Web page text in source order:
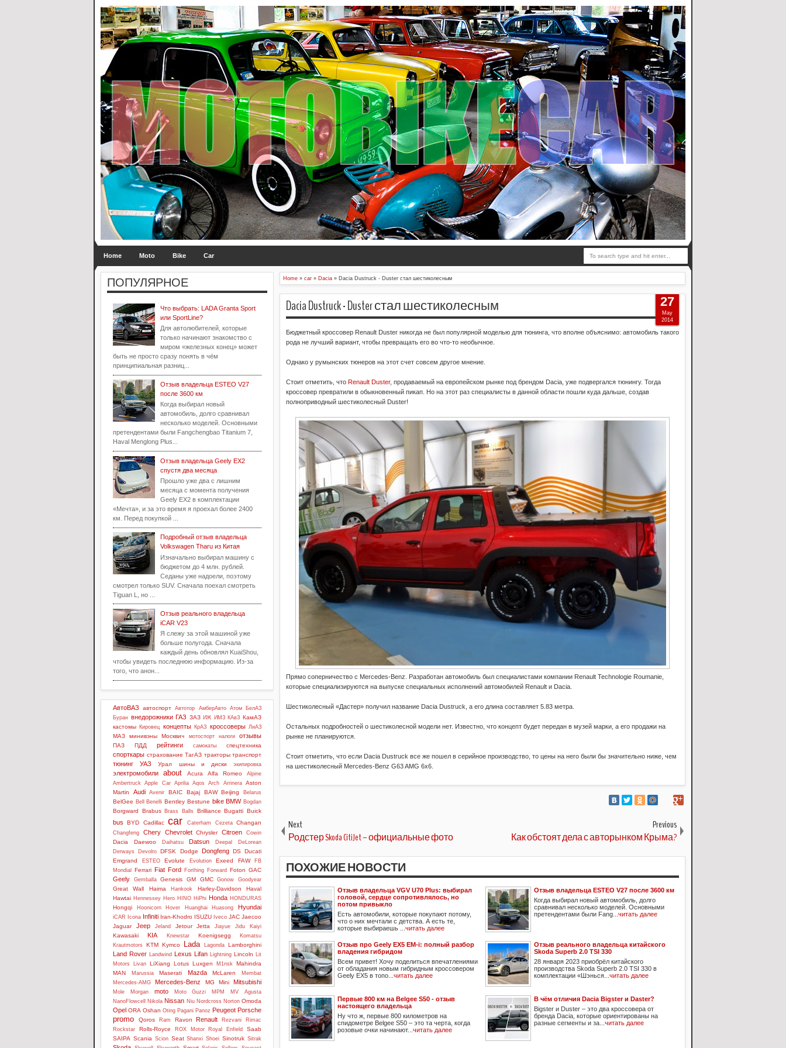
Home Moto Bike Car
Home » car » Dacia » Dacia Dustruck - Duster стал шестиколесным
Dacia Dustruck - Duster стал шестиколесным
Бюджетный кроссовер Renault Duster никогда не был популярной моделью для тюнинга, что вполне объяснимо: автомобиль такого
рода не лучший вариант, чтобы превращать его во что-то необычное.
Однако у румынских тюнеров на этот счет совсем другое мнение.
Стоит отметить, что Renault Duster, продаваемый на европейском рынке под брендом Dacia, уже подвергался тюнингу. Тогда
кроссовер превратили в обыкновенный пикап. Но на этот раз специалисты в данной области пошли куда дальше, создав
полноприводный шестиколесный Duster!
Прямо соперничество с Mercedes-Benz. Разработан автомобиль был специалистами компании Renault Technologie Roumanie,
которые специализируются на выпуске специальных исполнений автомобилей Renault и Dacia.
Шестиколесный «Дастер» получил название Dacia Dustruck, а его длина составляет 5.83 метра.
Остальных подробностей о шестиколесной модели нет. Известно, что концепт будет передан в музей марки, а его продажи на
рынке не планируются.
Стоит отметить, что если Dacia Dustruck все же пошел в серийное производство, то цены на него были бы значительно ниже, чем
на шестиколесный Mercedes-Benz G63 AMG 6x6.
27
May
2014
Next
Родстер Skoda CitiJet – официальные фото
Previous
Как обстоят дела с авторынком Крыма?
ПОХОЖИЕ НОВОСТИ
Отзыв владельца VGV U70 Plus: выбирал
головой, сердце сопротивлялось, но
потом привыкло
Есть автомобили, которые покупают потому,
что о них мечтали с детства. А есть те,
которые выбираешь ...читать далее
Отзыв владельца ESTEO V27 после 3600 км
Когда выбирал новый автомобиль, долго
сравнивал несколько моделей. Основными
претендентами были Fang...читать далее
Отзыв про Geely EX5 EM-i: полный разбор
владения гибридом
Всем привет! Хочу поделиться впечатлениями
от обладания новым гибридным кроссовером
Geely EX5 в топо...читать далее
Отзыв реального владельца китайского
Skoda Superb 2.0 TSI 330
28 января 2023 приобрёл китайского
производства Skoda Superb 2.0 TSI 330 в
комплектации «Шэнься...читать далее
Первые 800 км на Belgee S50 - отзыв
настоящего владельца
Ну что ж, первые 800 километров на
спидометре Belgee S50 – это та черта, когда
розовые очки начинают...читать далее
В чём отличия Dacia Bigster и Daster?
Bigster и Duster – это два кроссовера от
бренда Dacia, которые ориентированы на
разные сегменты и за...читать далее
ПОПУЛЯРНОЕ
Что выбрать: LADA Granta Sport
или SportLine?
Для автолюбителей, которые
только начинают знакомство с
миром «железных конец» может
быть не просто сразу понять в чём
принципиальная разниц...
Отзыв владельца ESTEO V27
после 3600 км
Когда выбирал новый
автомобиль, долго сравнивал
несколько моделей. Основными
претендентами были Fangchengbao Titanium 7,
Haval Menglong Plus...
Отзыв владельца Geely EX2
спустя два месяца
Прошло уже два с лишним
месяца с момента получения
Geely EX2 в комплектации
«Мечта», и за это время я проехал более 2400
км. Перед покупкой ...
Подробный отзыв владельца
Volkswagen Tharu из Китая
Изначально выбирал машину с
бюджетом до 4 млн. рублей.
Седаны уже надоели, поэтому
смотрел только SUV. Сначала поехал смотреть
Tiguan L, но ...
Отзыв реального владельца
iCAR V23
Я слежу за этой машиной уже
больше полугода. Сначала
каждый день обновлял KuaiShou,
чтобы увидеть последнюю информацию. Из-за
того, что анон...
АвтоВАЗ автоспорт Автотор АмберАвто Атом
БелАЗ
Буран внедорожники ГАЗ ЗАЗ ИЖ ИМЗ КАвЗ КамАЗ
кастомы Кировец концепты КрАЗ кроссоверы ЛиАЗ
МАЗ минивэны Москвич мотоспорт налоги отзывы
ПАЗ ПДД рейтинги самокаты спецтехника
спорткары страхование ТагАЗ тракторы транспорт
тюнинг УАЗ Урал шины и диски экипировка
электромобили about Acura Alfa Romeo
Alpine
Ambertruck
Apple Car Aprilia Aqos Arch Arrinera
Aston
Martin
Audi Avenir BAIC Bajaj BAW Beijing Belarus
BelGee Bell Benelli Bentley Bestune bike BMW Bogdan
Borgward Brabus Brass Balls Brilliance Bugatti Buick
bus BYD Cadillac car Caterham Cezeta Changan
Changfeng Chery Chevrolet Chrysler Citroen Cowin
Dacia Daewoo Daihatsu Datsun Deepal
DeLorean
Derways
Devolro DFSK Dodge Dongfeng DS Ducati
Emgrand
ESTEO Evolute Evolution Exeed FAW
FB
Mondial
Ferrari Fiat Ford Forthing Forward Foton GAC
Geely Gemballa Genesis GM GMC Gonow Goodyear
Great Wall Haima Hankook Harley-Davidson
Haval
Hawtai Hennessey Hero HINO HiPhi Honda HONDURAS
Hongqi Hoonicorn Hover Huanghai Huasong Hyundai
iCAR Icona Infiniti Iran-Khodro ISUZU Iveco JAC Jaecoo
Jaguar
Jeep Jeland Jetour Jetta Jiayue Jidu Kaiyi
Kawasaki KIA Knewstar Koenigsegg
Komatsu
Krautmotors KTM Kymco Lada Lagonda Lamborghini
Land Rover Landwind Lexus Lifan Lightning Lincoln Lit
Motors
Livan LiXiang Lotus Luxgen M1nsk Mahindra
MAN
Marussia Maserati Mazda McLaren
Membat
Mercedes-AMG
Mercedes-Benz MG Mini Mitsubishi
Mole Morgan moto Moto Guzzi MPM
MV Agusta
NanoFlowcell
Nikola Nissan Niu Nordcross Norton Omoda
Opel ORA Oshan Oting Pagani Panoz Peugeot Porsche
promo Qoros Ram Ravon Renault Rezvani
Rimac
Rockstar
Rolls-Royce ROX Motor Royal Enfield
Saab
SAIPA Scania Scion Seat Shanxi Shoei Sinotruk Sitrak